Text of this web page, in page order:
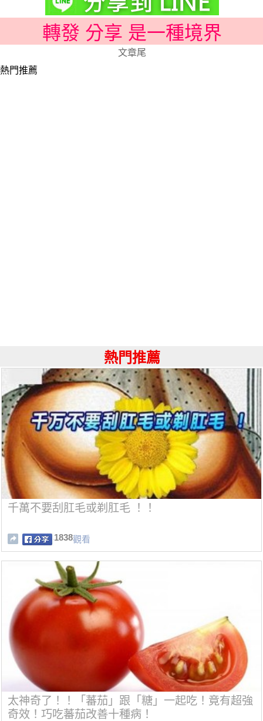
轉發 分享 是一種境界
文章尾
熱門推薦
熱門推薦
千萬不要刮肛毛或剃肛毛 ！！
1838觀看
太神奇了！！「蕃茄」跟「糖」一起吃！竟有超強
奇效！巧吃蕃茄改善十種病！